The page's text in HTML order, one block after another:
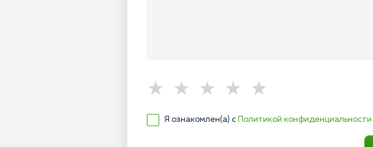
Я ознакомлен(а) с Политикой конфиденциальности